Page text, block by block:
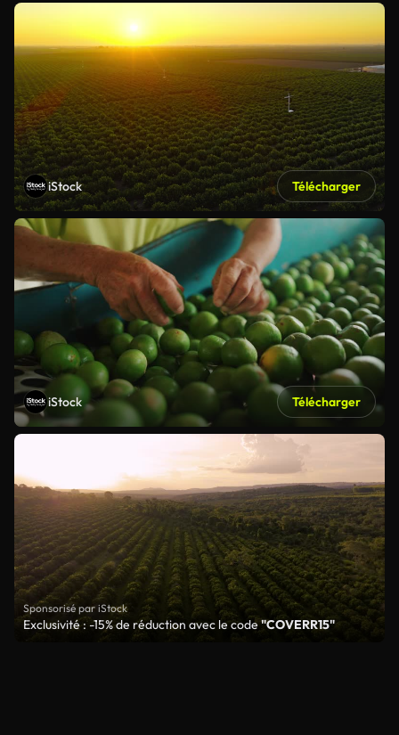
iStock Télécharger
iStock Télécharger
Sponsorisé par iStock
Exclusivité : -15% de réduction avec le code"COVERR15"